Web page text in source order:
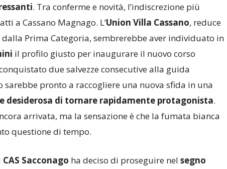
. Tra conferme e novità, l’indiscrezione più
a Cassano Magnago. L’Union Villa Cassano, reduce
Prima Categoria, sembrerebbe aver individuato in
il profilo giusto per inaugurare il nuovo corso
due salvezze consecutive alla guida
sarebbe pronto a raccogliere una nuova sfida in una
desiderosa di tornare rapidamente protagonista.
arrivata, ma la sensazione è che la fumata bianca
questione di tempo.
CAS Sacconago ha deciso di proseguire nel segno